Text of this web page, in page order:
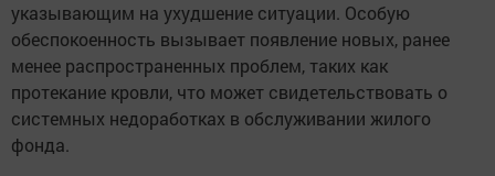
указывающим на ухудшение ситуации. Особую
обеспокоенность вызывает появление новых, ранее
менее распространенных проблем, таких как
протекание кровли, что может свидетельствовать о
системных недоработках в обслуживании жилого
фонда.